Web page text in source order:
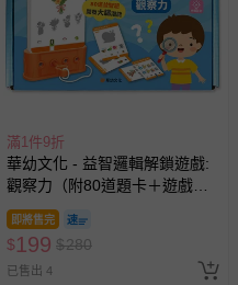
滿1件9折
華幼文化 - 益智邏輯解鎖遊戲:
觀察力（附80道題卡＋遊戲鑰
匙）
即將售完
$199 $280
已售出 4